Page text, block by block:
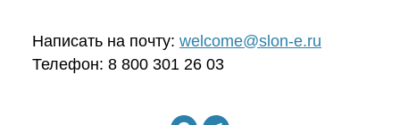
Написать на почту: welcome@slon-e.ru
Телефон: 8 800 301 26 03